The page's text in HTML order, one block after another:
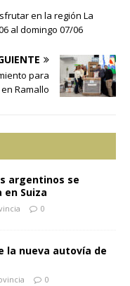
en la región La
al domingo 07/06
para
Ramallo
argentinos se
Suiza
0
la nueva autovía de
0